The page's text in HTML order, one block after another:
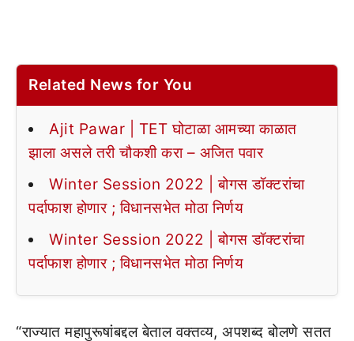
Related News for You
Ajit Pawar | TET घोटाळा आमच्या काळात
झाला असले तरी चौकशी करा – अजित पवार
Winter Session 2022 | बोगस डॉक्टरांचा
पर्दाफाश होणार ; विधानसभेत मोठा निर्णय
Winter Session 2022 | बोगस डॉक्टरांचा
पर्दाफाश होणार ; विधानसभेत मोठा निर्णय
“राज्यात महापुरूषांबद्दल बेताल वक्तव्य, अपशब्द बोलणे सतत